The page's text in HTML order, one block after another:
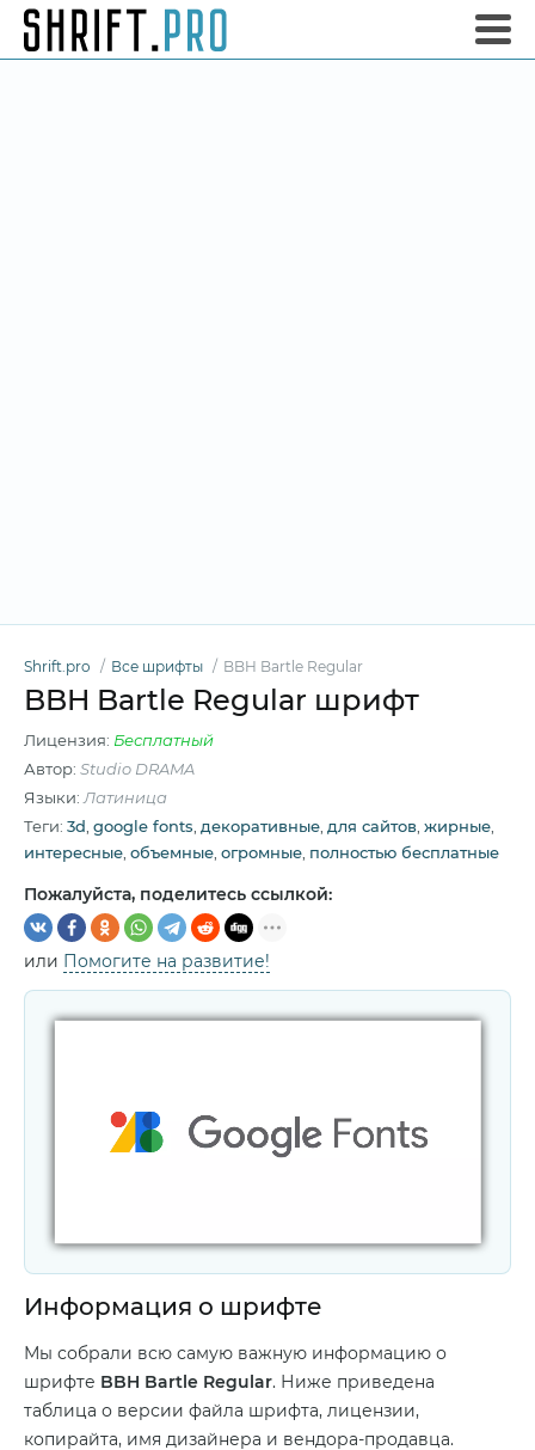
Shrift.pro Все шрифты BBH Bartle Regular
BBH Bartle Regular шрифт
Лицензия: Бесплатный
Автор: Studio DRAMA
Языки: Латиница
Теги: 3d google fonts декоративные для сайтов жирные
интересные объемные огромные полностью бесплатные
Пожалуйста, поделитесь ссылкой:
или Помогите на развитие!
Информация о шрифте
Мы собрали всю самую важную информацию о
шрифте BBH Bartle Regular. Ниже приведена
таблица о версии файла шрифта, лицензии,
копирайта, имя дизайнера и вендора-продавца.